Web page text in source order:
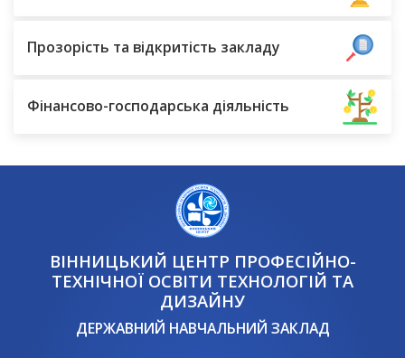
Прозорість та відкритість закладу
Фінансово-господарська діяльність
ВІННИЦЬКИЙ ЦЕНТР ПРОФЕСІЙНО-
ТЕХНІЧНОЇ ОСВІТИ ТЕХНОЛОГІЙ ТА
ДИЗАЙНУ
ДЕРЖАВНИЙ НАВЧАЛЬНИЙ ЗАКЛАД